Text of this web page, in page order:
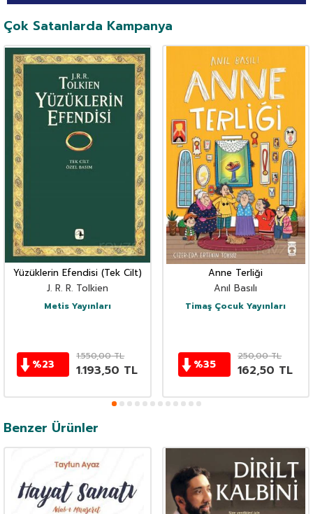
Çok Satanlarda Kampanya
Yüzüklerin Efendisi (Tek Cilt)
J. R. R. Tolkien
Metis Yayınları
%23
1.550,00TL
1.193,50 TL
Anne Terliği
Anıl Basılı
Timaş Çocuk Yayınları
%35
250,00TL
162,50 TL
Benzer Ürünler